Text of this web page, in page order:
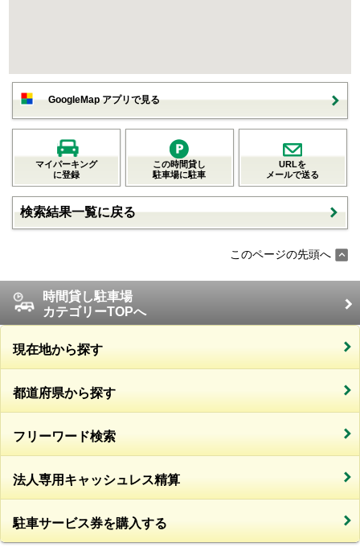
GoogleMap アプリで見る
マイパーキング
に登録
この時間貸し
駐車場に駐車
URLを
メールで送る
検索結果一覧に戻る
このページの先頭へ
時間貸し駐車場
カテゴリーTOPへ
現在地から探す
都道府県から探す
フリーワード検索
法人専用キャッシュレス精算
駐車サービス券を購入する